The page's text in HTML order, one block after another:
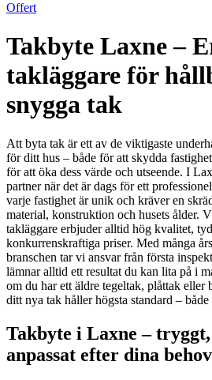
Offert
Takbyte Laxne –
takläggare för
snygga tak
Att byta tak är ett av de viktigaste
för ditt hus – både för att skydda
för att öka dess värde och utseende. I
partner när det är dags för ett
varje fastighet är unik och kräver en
material, konstruktion och husets ålder.
takläggare erbjuder alltid hög kvalitet,
konkurrenskraftiga priser. Med många
branschen tar vi ansvar från första
lämnar alltid ett resultat du kan lita på i
om du har ett äldre tegeltak, plåttak eller
ditt nya tak håller högsta standard –
Takbyte i Laxne –
anpassat efter dina behov